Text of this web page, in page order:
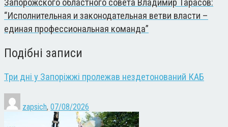
Запорожского областного совета Владимир Тарасов:
“Исполнительная и законодательная ветви власти –
единая профессиональная команда”
Подібні записи
Три дні у Запоріжжі пролежав нездетонований КАБ
zapsich, 07/08/2026